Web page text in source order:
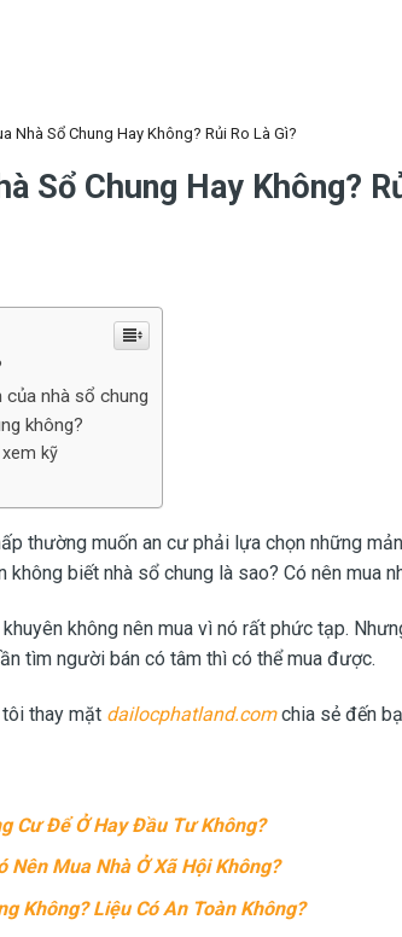
Nhà Sổ Chung Hay Không? Rủi Ro Là Gì?
Sổ Chung Hay Không?
nhà sổ chung
không?
kỹ
thường muốn an cư phải lựa chọn những
không biết nhà sổ chung là sao? Có nên mua
không nên mua vì nó rất phức tạp.
tìm người bán có tâm thì có thể mua được.
thay mặt dailocphatland.comchia sẻ đến
Cư Để Ở Hay Đầu Tư Không?
Nên Mua Nhà Ở Xã Hội Không?
Không? Liệu Có An Toàn Không?